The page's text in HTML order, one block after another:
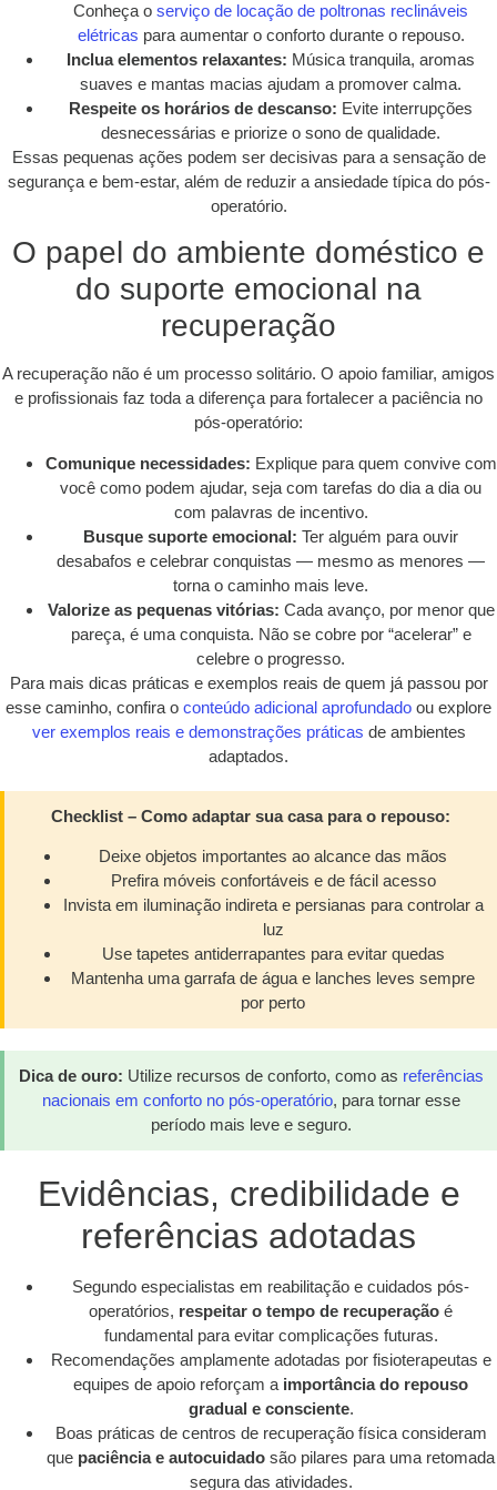
Conheça o serviço de locação de poltronas reclináveis
elétricas para aumentar o conforto durante o repouso.
Inclua elementos relaxantes: Música tranquila, aromas
suaves e mantas macias ajudam a promover calma.
Respeite os horários de descanso: Evite interrupções
desnecessárias e priorize o sono de qualidade.
Essas pequenas ações podem ser decisivas para a sensação de
segurança e bem-estar, além de reduzir a ansiedade típica do pós-
operatório.
O papel do ambiente doméstico e
do suporte emocional na
recuperação
A recuperação não é um processo solitário. O apoio familiar, amigos
e profissionais faz toda a diferença para fortalecer a paciência no
pós-operatório:
Comunique necessidades: Explique para quem convive com
você como podem ajudar, seja com tarefas do dia a dia ou
com palavras de incentivo.
Busque suporte emocional: Ter alguém para ouvir
desabafos e celebrar conquistas — mesmo as menores —
torna o caminho mais leve.
Valorize as pequenas vitórias: Cada avanço, por menor que
pareça, é uma conquista. Não se cobre por “acelerar” e
celebre o progresso.
Para mais dicas práticas e exemplos reais de quem já passou por
esse caminho, confira o conteúdo adicional aprofundado ou explore
ver exemplos reais e demonstrações práticas de ambientes
adaptados.
Checklist – Como adaptar sua casa para o repouso:
Deixe objetos importantes ao alcance das mãos
Prefira móveis confortáveis e de fácil acesso
Invista em iluminação indireta e persianas para controlar a
luz
Use tapetes antiderrapantes para evitar quedas
Mantenha uma garrafa de água e lanches leves sempre
por perto
Dica de ouro: Utilize recursos de conforto, como as referências
nacionais em conforto no pós-operatório, para tornar esse
período mais leve e seguro.
Evidências, credibilidade e
referências adotadas
Segundo especialistas em reabilitação e cuidados pós-
operatórios, respeitar o tempo de recuperação é
fundamental para evitar complicações futuras.
Recomendações amplamente adotadas por fisioterapeutas e
equipes de apoio reforçam a importância do repouso
gradual e consciente.
Boas práticas de centros de recuperação física consideram
que paciência e autocuidado são pilares para uma retomada
segura das atividades.